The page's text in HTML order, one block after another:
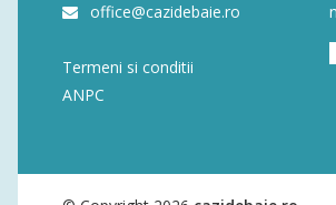
office@cazidebaie.ro
Termeni si conditii
ANPC